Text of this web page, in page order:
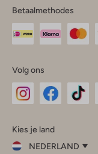
Betaalmethodes
Volg ons
InstagramFacebook
Kies je land
NEDERLAND